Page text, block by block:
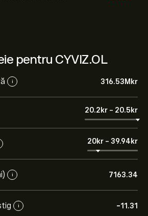
pentru CYVIZ.OL
i 316.53M‎kr‎
20.2‎kr‎ - 20.5‎kr‎
20‎kr‎ - 39.94‎kr‎
i 7163.34
i -11.31